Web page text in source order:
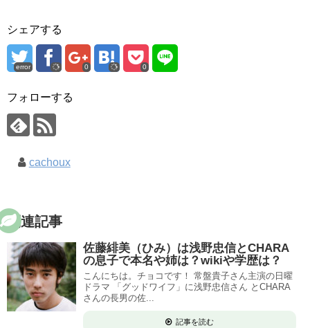
シェアする
error 0 0
フォローする
cachoux
関連記事
佐藤緋美（ひみ）は浅野忠信とCHARA
の息子で本名や姉は？wikiや学歴は？
こんにちは。チョコです！ 常盤貴子さん主演の日曜
ドラマ 「グッドワイフ」に浅野忠信さん とCHARA
さんの長男の佐...
記事を読む